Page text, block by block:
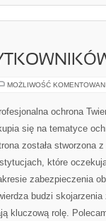
MOŻLIWOŚĆ
ochrona
się na tematyce
została stworzona
które
zabezpieczenia
budzi
kluczową rolę.